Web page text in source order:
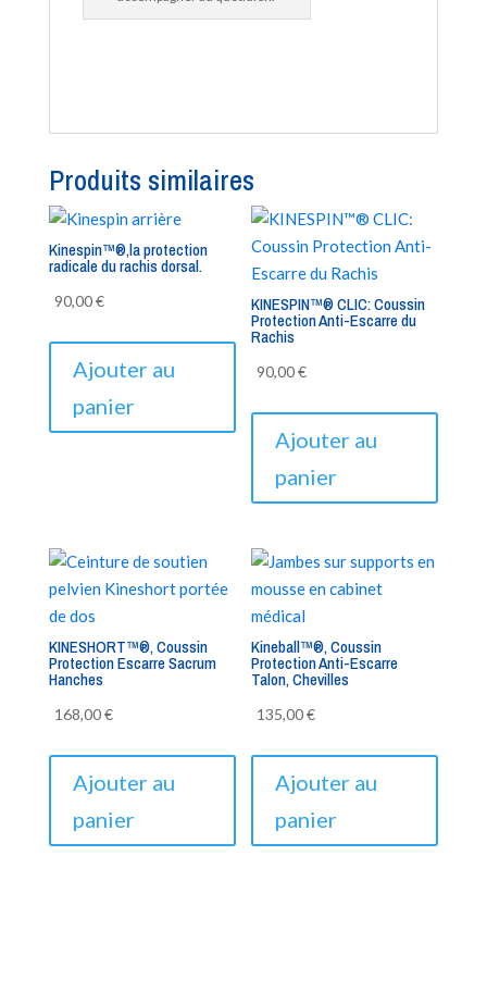
Produits similaires
Kinespin™®,la protection
radicale du rachis dorsal.
90,00€
Ajouter au
panier
KINESPIN™® CLIC: Coussin
Protection Anti-Escarre du
Rachis
90,00€
Ajouter au
panier
KINESHORT™®, Coussin
Protection Escarre Sacrum
Hanches
168,00€
Ajouter au
panier
Kineball™®, Coussin
Protection Anti-Escarre
Talon, Chevilles
135,00€
Ajouter au
panier